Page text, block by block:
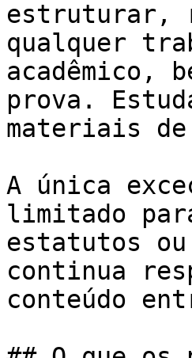
estruturar,
qualquer
acadêmico,
prova.
materiais
A única
limitado
estatutos
continua
conteúdo